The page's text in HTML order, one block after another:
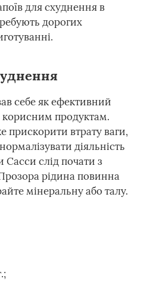
для схуднення в
дорогих
себе як ефективний
корисним продуктам.
втрату ваги,
діяльність
слід почати з
рідина повинна
мінеральну або талу.